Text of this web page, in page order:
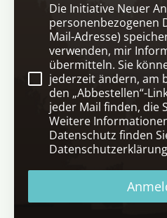
Die Initiative Neuer
personenbezogenen
Mail-Adresse)
verwenden, mir
übermitteln. Sie
jederzeit ändern, am
den „Abbestellen“-
jeder Mail finden, die
Weitere
Datenschutz finden